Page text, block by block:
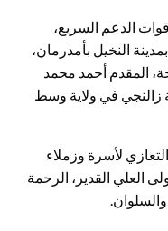
الدعم السريع،
بمدينة النخيل بأمدرمان،
المقدم أحمد محمد
زالنجي في ولاية وسط
لأسرة وزملاء
العلي القدير، الرحمة
والسلوان.